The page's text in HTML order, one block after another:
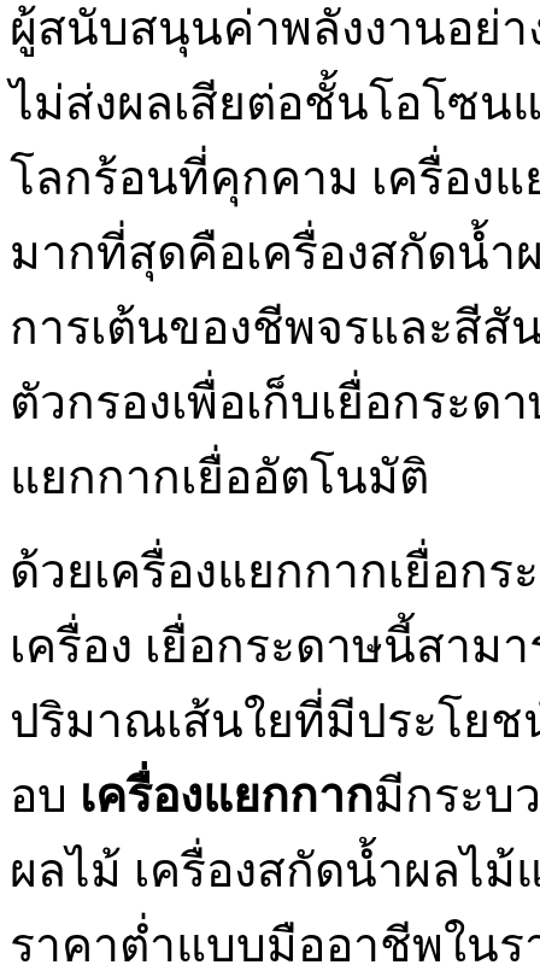
ผู้สนับสนุนค่าพลังงานอย่า
ไม่ส่งผลเสียต่อชั้นโอโซน
โลกร้อนที่คุกคาม เครื่อง
มากที่สุดคือเครื่องสกัดน้
การเต้นของชีพจรและสีสั
ตัวกรองเพื่อเก็บเยื่อกระด
แยกกากเยื่ออัตโนมัติ
ด้วยเครื่องแยกกากเยื่อก
เครื่อง เยื่อกระดาษนี้สาม
ปริมาณเส้นใยที่มีประโย
อบ เครื่องแยกกากมีกระบ
ผลไม้ เครื่องสกัดน้ำผลไ
ราคาต่ำแบบมืออาชีพในร